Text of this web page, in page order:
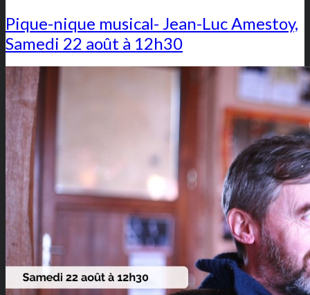
Pique-nique musical- Jean-Luc Amestoy,
Samedi 22 août à 12h30